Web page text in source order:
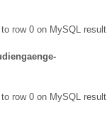
row 0 on MySQL result
row 0 on MySQL result